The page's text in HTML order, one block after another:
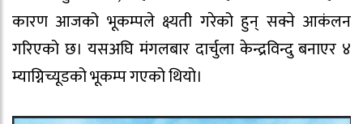
कारण आजको भूकम्पले क्ष्यती गरेको हुन् सक्ने आकंलन
गरिएको छ। यसअघि मंगलबार दार्चुला केन्द्रविन्दु बनाएर ४
म्याग्निच्यूडको भूकम्प गएको थियो।